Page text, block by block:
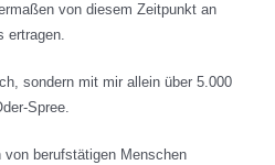
von diesem Zeitpunkt an
ertragen.
sondern mit mir allein über 5.000
Spree.
berufstätigen Menschen